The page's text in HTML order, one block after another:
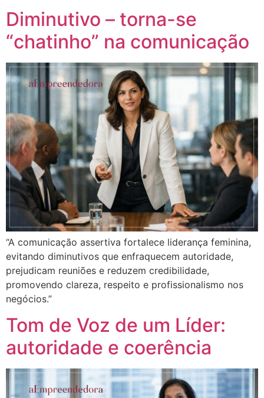
Diminutivo – torna-se
“chatinho” na comunicação
“A comunicação assertiva fortalece liderança feminina,
evitando diminutivos que enfraquecem autoridade,
prejudicam reuniões e reduzem credibilidade,
promovendo clareza, respeito e profissionalismo nos
negócios.”
Tom de Voz de um Líder:
autoridade e coerência